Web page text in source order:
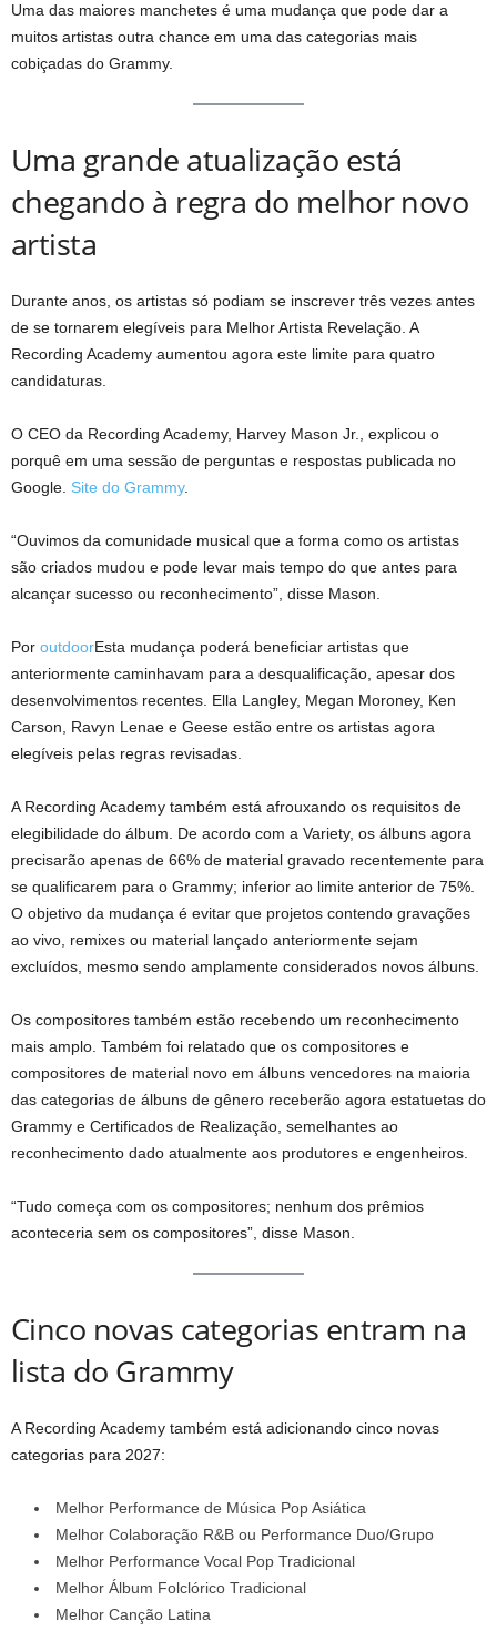
Uma das maiores manchetes é uma mudança que pode dar a
muitos artistas outra chance em uma das categorias mais
cobiçadas do Grammy.
Uma grande atualização está
chegando à regra do melhor novo
artista
Durante anos, os artistas só podiam se inscrever três vezes antes
de se tornarem elegíveis para Melhor Artista Revelação. A
Recording Academy aumentou agora este limite para quatro
candidaturas.
O CEO da Recording Academy, Harvey Mason Jr., explicou o
porquê em uma sessão de perguntas e respostas publicada no
Google. Site do Grammy.
“Ouvimos da comunidade musical que a forma como os artistas
são criados mudou e pode levar mais tempo do que antes para
alcançar sucesso ou reconhecimento”, disse Mason.
Por outdoorEsta mudança poderá beneficiar artistas que
anteriormente caminhavam para a desqualificação, apesar dos
desenvolvimentos recentes. Ella Langley, Megan Moroney, Ken
Carson, Ravyn Lenae e Geese estão entre os artistas agora
elegíveis pelas regras revisadas.
A Recording Academy também está afrouxando os requisitos de
elegibilidade do álbum. De acordo com a Variety, os álbuns agora
precisarão apenas de 66% de material gravado recentemente para
se qualificarem para o Grammy; inferior ao limite anterior de 75%.
O objetivo da mudança é evitar que projetos contendo gravações
ao vivo, remixes ou material lançado anteriormente sejam
excluídos, mesmo sendo amplamente considerados novos álbuns.
Os compositores também estão recebendo um reconhecimento
mais amplo. Também foi relatado que os compositores e
compositores de material novo em álbuns vencedores na maioria
das categorias de álbuns de gênero receberão agora estatuetas do
Grammy e Certificados de Realização, semelhantes ao
reconhecimento dado atualmente aos produtores e engenheiros.
“Tudo começa com os compositores; nenhum dos prêmios
aconteceria sem os compositores”, disse Mason.
Cinco novas categorias entram na
lista do Grammy
A Recording Academy também está adicionando cinco novas
categorias para 2027:
Melhor Performance de Música Pop Asiática
Melhor Colaboração R&B ou Performance Duo/Grupo
Melhor Performance Vocal Pop Tradicional
Melhor Álbum Folclórico Tradicional
Melhor Canção Latina